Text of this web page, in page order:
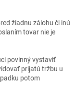
žiadnu zálohu či inú
tovar nie je
povinný vystaviť
prijatú tržbu u
potom